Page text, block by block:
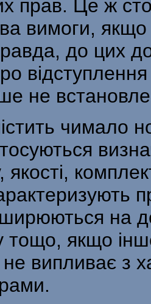
прав. Це ж
вимоги,
до цих
не
чимало
на
тощо, якщо
випливає з